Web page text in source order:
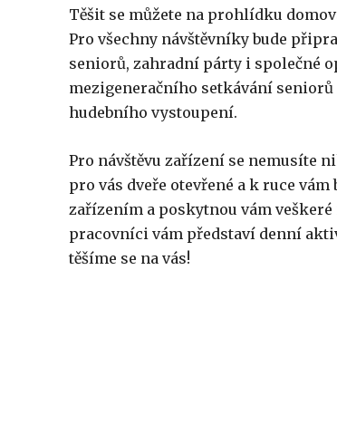
Těšit se můžete na prohlídku
Pro všechny návštěvníky bude
seniorů, zahradní párty i společné
mezigeneračního setkávání
hudebního vystoupení.
Pro návštěvu zařízení se nemusíte
pro vás dveře otevřené a k ruce
zařízením a poskytnou vám
pracovníci vám představí denní
těšíme se na vás!